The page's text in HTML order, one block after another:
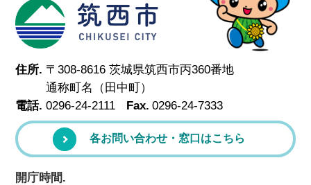
筑西市
住所. 〒308-8616 茨城県筑西市丙360番地
通称町名（田中町）
電話. 0296-24-2111 Fax. 0296-24-7333
各お問い合わせ・窓口はこちら
開庁時間.